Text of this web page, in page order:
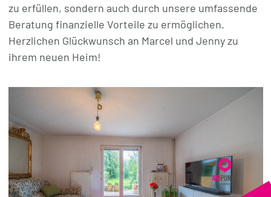
zu erfüllen, sondern auch durch unsere umfassende
Beratung finanzielle Vorteile zu ermöglichen.
Herzlichen Glückwunsch an Marcel und Jenny zu
ihrem neuen Heim!